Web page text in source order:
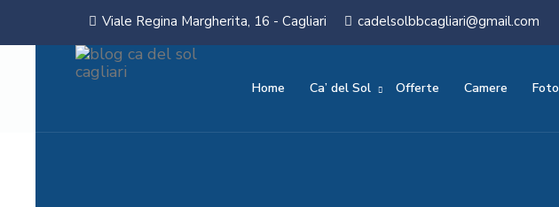
Viale Regina Margherita, 16 - Cagliari cadelsolbbcagliari@gmail.com
Home Ca’ del Sol Offerte Camere Foto